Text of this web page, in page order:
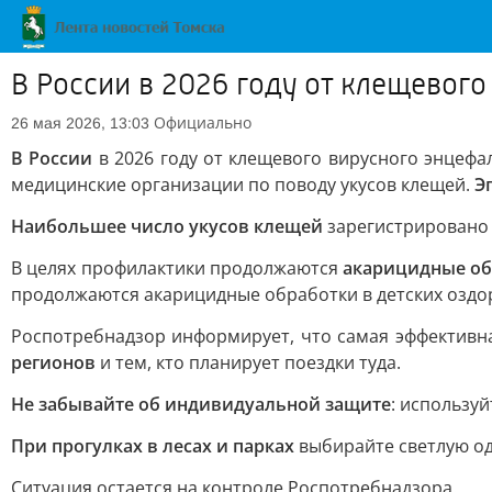
В России в 2026 году от
26 мая 2026, 13:03 Официально
В России в 2026 году от клещевого вирусного
медицинские организации по поводу укусов клещей.
Наибольшее число укусов клещей
В целях профилактики продолжаютсяакарицидные
продолжаются акарицидные обработки в детских
Роспотребнадзор информирует, что самая
регионов и тем, кто планирует поездки туда.
Не забывайте об индивидуальной защите:
При прогулках в лесах и парках выбирайте светлую